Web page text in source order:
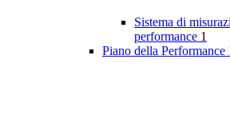
Sistema di
performance 1
Piano della Performance